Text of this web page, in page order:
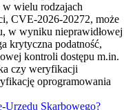
wielu rodzajach
CVE-2026-20272, może
w wyniku nieprawidłowej
krytyczna podatność,
kontroli dostępu m.in.
czy weryfikacji
oprogramowania
Urzędu Skarbowego?